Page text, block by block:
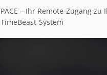
PACE – Ihr Remote-Zugang zu
TimeBeast-System